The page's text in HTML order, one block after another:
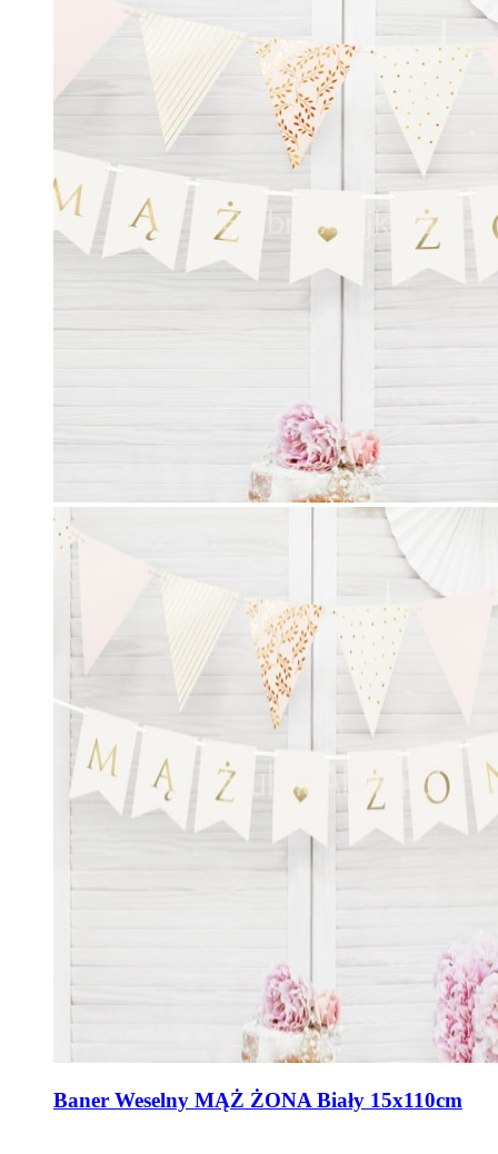
Baner Weselny MĄŻ ŻONA Biały 15x110cm